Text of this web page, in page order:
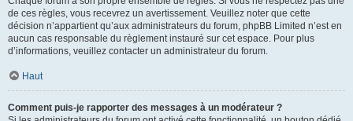
de ces règles, vous recevrez un avertissement. Veuillez noter que cette
décision n’appartient qu’aux administrateurs du forum, phpBB Limited n’est en
aucun cas responsable du règlement instauré sur cet espace. Pour plus
d’informations, veuillez contacter un administrateur du forum.
Haut
Comment puis-je rapporter des messages à un modérateur ?